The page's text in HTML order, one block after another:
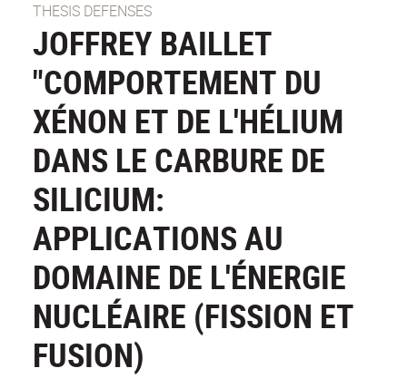
THESIS DEFENSES
JOFFREY BAILLET
"COMPORTEMENT DU
XÉNON ET DE L'HÉLIUM
DANS LE CARBURE DE
SILICIUM:
APPLICATIONS AU
DOMAINE DE L'ÉNERGIE
NUCLÉAIRE (FISSION ET
FUSION)